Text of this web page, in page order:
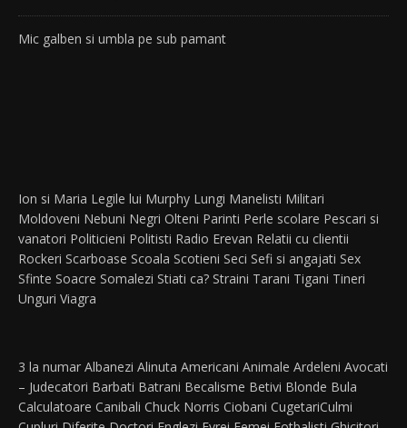
Mic galben si umbla pe sub pamant
Ion si Maria Legile lui Murphy Lungi Manelisti Militari
Moldoveni Nebuni Negri Olteni Parinti Perle scolare Pescari si
vanatori Politicieni Politisti Radio Erevan Relatii cu clientii
Rockeri Scarboase Scoala Scotieni Seci Sefi si angajati Sex
Sfinte Soacre Somalezi Stiati ca? Straini Tarani Tigani Tineri
Unguri Viagra
3 la numar Albanezi Alinuta Americani Animale Ardeleni Avocati
– Judecatori Barbati Batrani Becalisme Betivi Blonde Bula
Calculatoare Canibali Chuck Norris Ciobani CugetariCulmi